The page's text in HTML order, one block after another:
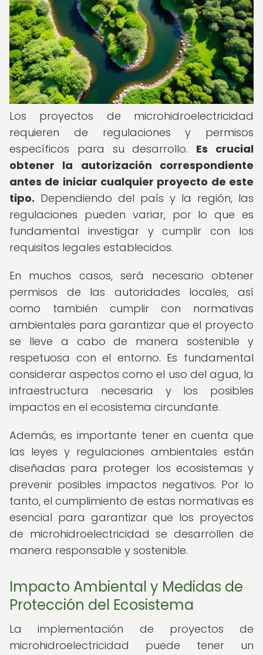
Los proyectos de microhidroelectricidad
requieren de regulaciones y permisos
específicos para su desarrollo. Es crucial
obtener la autorización correspondiente
antes de iniciar cualquier proyecto de este
tipo. Dependiendo del país y la región, las
regulaciones pueden variar, por lo que es
fundamental investigar y cumplir con los
requisitos legales establecidos.
En muchos casos, será necesario obtener
permisos de las autoridades locales, así
como también cumplir con normativas
ambientales para garantizar que el proyecto
se lleve a cabo de manera sostenible y
respetuosa con el entorno. Es fundamental
considerar aspectos como el uso del agua, la
infraestructura necesaria y los posibles
impactos en el ecosistema circundante.
Además, es importante tener en cuenta que
las leyes y regulaciones ambientales están
diseñadas para proteger los ecosistemas y
prevenir posibles impactos negativos. Por lo
tanto, el cumplimiento de estas normativas es
esencial para garantizar que los proyectos
de microhidroelectricidad se desarrollen de
manera responsable y sostenible.
Impacto Ambiental y Medidas de
Protección del Ecosistema
La implementación de proyectos de
microhidroelectricidad puede tener un